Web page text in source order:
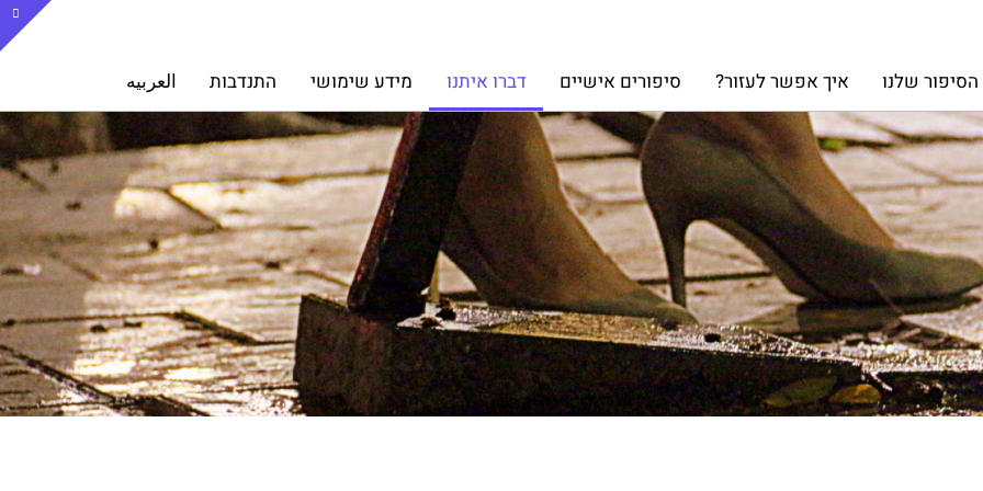
שלנו איך אפשר לעזור? סיפורים אישיים דברו איתנו מידע שימושי התנדבות العربيه